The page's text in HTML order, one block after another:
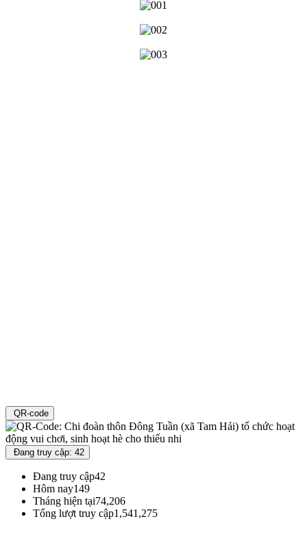
QR-code
Đang truy cập: 42
Đang truy cập42
Hôm nay149
Tháng hiện tại74,206
Tổng lượt truy cập1,541,275